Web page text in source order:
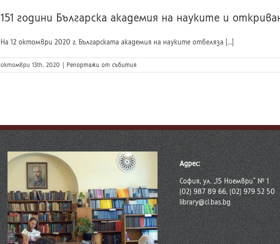
151 години Българска академия на науките и
На 12 октомври 2020 г. Българската академия на науките отбеляза [...]
октомври 13th, 2020 Репортажи от събития
Адрес:
София, ул. „15 Ноември“ № 1
(02) 987 89 66, (02) 979 52 50
library@cl.bas.bg